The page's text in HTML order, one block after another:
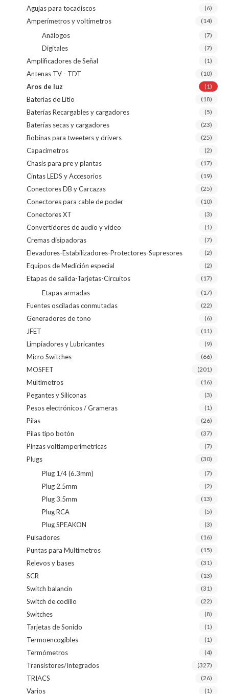
Agujas para tocadiscos (6)
Amperímetros y voltímetros (14)
Análogos (7)
Digitales (7)
Amplificadores de Señal (1)
Antenas TV - TDT (10)
Aros de luz (1)
Baterías de Litio (18)
Baterías Recargables y cargadores (5)
Baterías secas y cargadores (23)
Bobinas para tweeters y drivers (25)
Capacímetros (2)
Chasis para pre y plantas (17)
Cintas LEDS y Accesorios (19)
Conectores DB y Carcazas (25)
Conectores para cable de poder (10)
Conectores XT (3)
Convertidores de audio y video (1)
Cremas disipadoras (7)
Elevadores-Estabilizadores-Protectores-Supresores (2)
Equipos de Medición especial (2)
Etapas de salida-Tarjetas-Circuitos (17)
Etapas armadas (17)
Fuentes osciladas conmutadas (22)
Generadores de tono (6)
JFET (11)
Limpiadores y Lubricantes (9)
Micro Switches (66)
MOSFET (201)
Multímetros (16)
Pegantes y Siliconas (3)
Pesos electrónicos / Grameras (1)
Pilas (26)
Pilas tipo botón (37)
Pinzas voltiamperimetricas (7)
Plugs (30)
Plug 1/4 (6.3mm) (7)
Plug 2.5mm (2)
Plug 3.5mm (13)
Plug RCA (5)
Plug SPEAKON (3)
Pulsadores (16)
Puntas para Multímetros (15)
Relevos y bases (31)
SCR (13)
Switch balancin (31)
Switch de codillo (22)
Switches (8)
Tarjetas de Sonido (1)
Termoencogibles (1)
Termómetros (4)
Transistores/Integrados (327)
TRIACS (26)
Varios (1)